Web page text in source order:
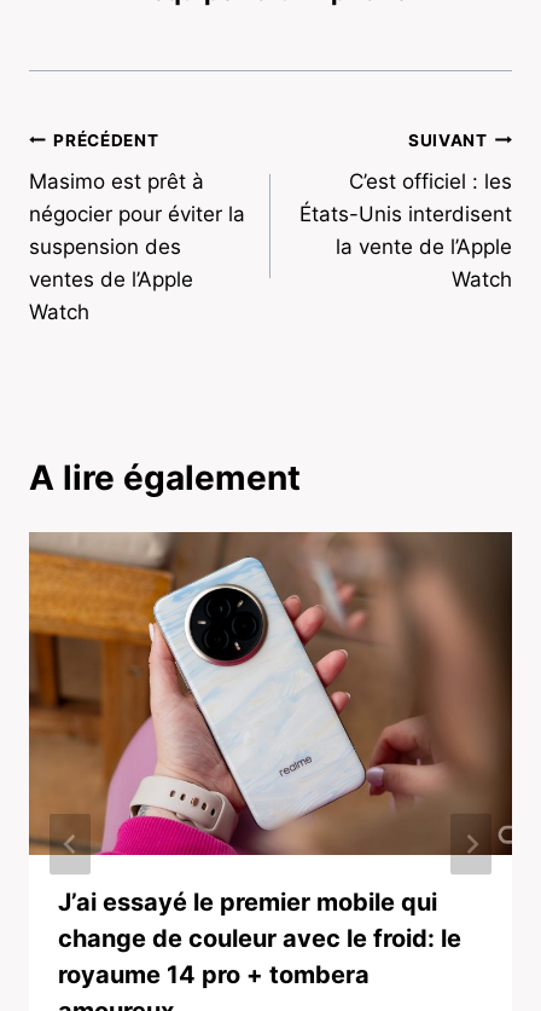
Navigation
de
l’article
PRÉCÉDENT
Masimo est prêt à
négocier pour éviter la
suspension des
ventes de l’Apple
Watch
SUIVANT
C’est officiel : les
États-Unis interdisent
la vente de l’Apple
Watch
A lire également
J’ai essayé le premier mobile qui
change de couleur avec le froid: le
royaume 14 pro + tombera